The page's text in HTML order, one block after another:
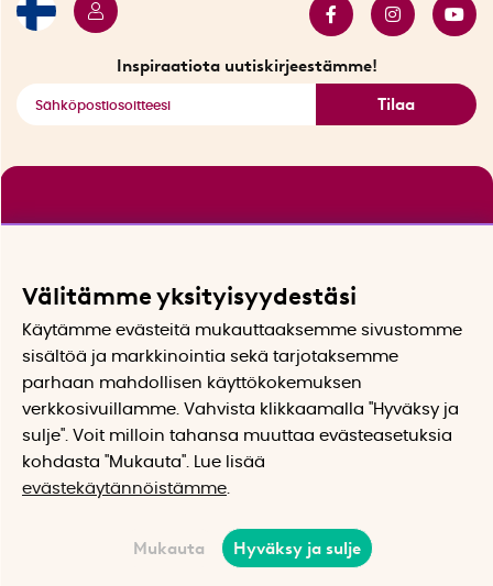
Inspiraatiota uutiskirjeestämme!
Tilaa
Välitämme yksityisyydestäsi
Käytämme evästeitä mukauttaaksemme sivustomme
sisältöä ja markkinointia sekä tarjotaksemme
parhaan mahdollisen käyttökokemuksen
verkkosivuillamme. Vahvista klikkaamalla "Hyväksy ja
sulje". Voit milloin tahansa muuttaa evästeasetuksia
kohdasta "Mukauta". Lue lisää
evästekäytännöistämme
Mukauta Hyväksy ja sulje